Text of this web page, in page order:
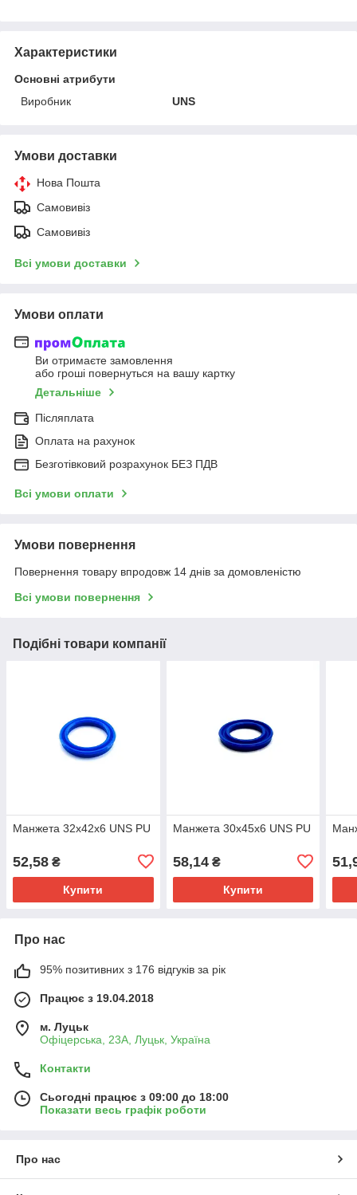
Характеристики
Основні атрибути
Виробник
UNS
Умови доставки
Нова Пошта
Самовивіз
Самовивіз
Всі умови доставки
Умови оплати
Ви отримаєте замовлення
або гроші повернуться на вашу картку
Детальніше
Післяплата
Оплата на рахунок
Безготівковий розрахунок БЕЗ ПДВ
Всі умови оплати
Умови повернення
Повернення товару впродовж 14 днів за домовленістю
Всі умови повернення
Подібні товари компанії
Манжета 32х42х6 UNS PU
52,58 ₴
Купити
Манжета 30х45х6 UNS PU
58,14₴
Купити
Про нас
95% позитивних з 176 відгуків за рік
Працює з 19.04.2018
м. Луцьк
Офіцерська, 23А, Луцьк, Україна
Контакти
Сьогодні працює з 09:00 до 18:00
Показати весь графік роботи
Про нас